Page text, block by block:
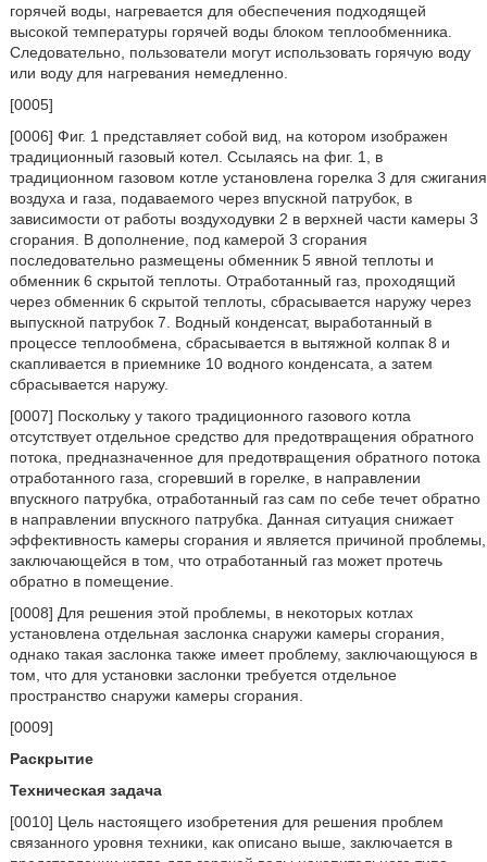
горячей воды, нагревается для обеспечения подходящей
высокой температуры горячей воды блоком теплообменника.
Следовательно, пользователи могут использовать горячую воду
или воду для нагревания немедленно.
[0005]
[0006] Фиг. 1 представляет собой вид, на котором изображен
традиционный газовый котел. Ссылаясь на фиг. 1, в
традиционном газовом котле установлена горелка 3 для сжигания
воздуха и газа, подаваемого через впускной патрубок, в
зависимости от работы воздуходувки 2 в верхней части камеры 3
сгорания. В дополнение, под камерой 3 сгорания
последовательно размещены обменник 5 явной теплоты и
обменник 6 скрытой теплоты. Отработанный газ, проходящий
через обменник 6 скрытой теплоты, сбрасывается наружу через
выпускной патрубок 7. Водный конденсат, выработанный в
процессе теплообмена, сбрасывается в вытяжной колпак 8 и
скапливается в приемнике 10 водного конденсата, а затем
сбрасывается наружу.
[0007] Поскольку у такого традиционного газового котла
отсутствует отдельное средство для предотвращения обратного
потока, предназначенное для предотвращения обратного потока
отработанного газа, сгоревший в горелке, в направлении
впускного патрубка, отработанный газ сам по себе течет обратно
в направлении впускного патрубка. Данная ситуация снижает
эффективность камеры сгорания и является причиной проблемы,
заключающейся в том, что отработанный газ может протечь
обратно в помещение.
[0008] Для решения этой проблемы, в некоторых котлах
установлена отдельная заслонка снаружи камеры сгорания,
однако такая заслонка также имеет проблему, заключающуюся в
том, что для установки заслонки требуется отдельное
пространство снаружи камеры сгорания.
[0009]
Раскрытие
Техническая задача
[0010] Цель настоящего изобретения для решения проблем
связанного уровня техники, как описано выше, заключается в